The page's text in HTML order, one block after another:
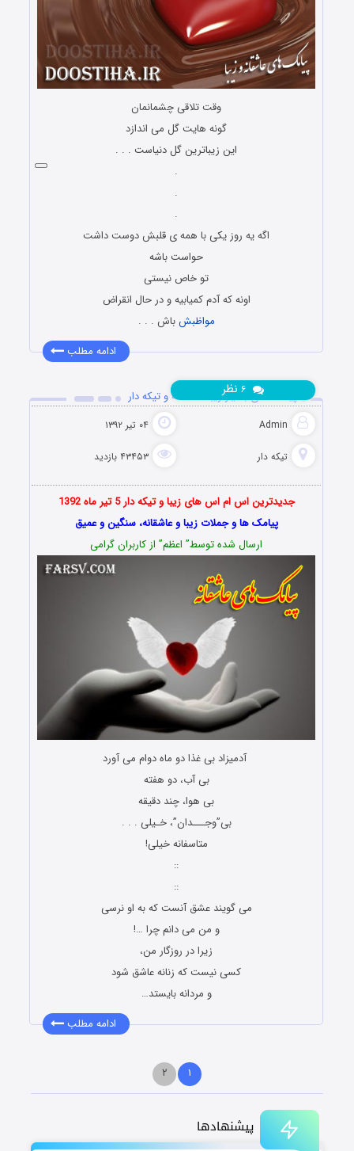
پیشنهادها
وقت تلاقی چشمانمان
گونه هایت گل می اندازد
این زیباترین گل دنیاست . . .
.
.
.
اگه یه روز یکی با همه ی قلبش دوست داشت
حواست باشه
تو خاص نیستی
اونه که آدم کمیابیه و در حال انقراض
مواظبشباش . . .
ادامه مطلب
پیامک های بسیار زیبا، عاشقانه و تیکه دار
Admin ۰۴ تیر ۱۳۹۲
تیکه دار ۴۳۴۵۳ بازدید
۶ نظر
جدیدترین اس ام اس های زیبا و تیکه دار 5 تیر ماه 1392
پیامک ها و جملات زیبا و عاشقانه، سنگین و عمیق
ارسال شده توسط” اعظم” از کاربران گرامی
آدمیزاد بی غذا دو ماه دوام می آورد
بی آب، دو هفته
بی هوا، چند دقیقه
بی”وجـــدان”، خـیلی . . .
متاسفانه خیلی!
::
::
می گویند عشق آنست که به او نرسی
و من می دانم چرا …!
زیرا در روزگار من،
کسی نیست که زنانه عاشق شود
و مردانه بایستد…
ادامه مطلب
۱ ۲